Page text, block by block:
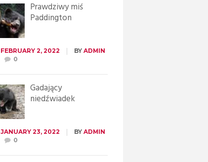
Prawdziwy miś
Paddington
FEBRUARY 2, 2022 BY ADMIN
0
Gadający
niedźwiadek
JANUARY 23, 2022 BY ADMIN
0